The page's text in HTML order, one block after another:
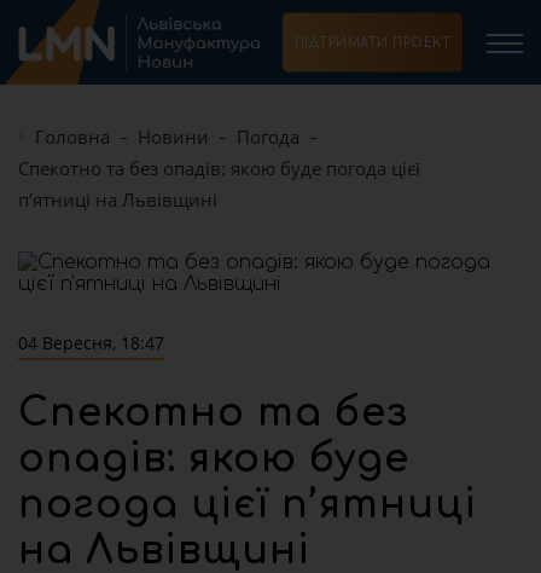
ПІДТРИМАТИ ПРОЕКТ
Головна Новини
Погода
Спекотно та без опадів: якою буде погода цієї
п’ятниці на Львівщині
04 Вересня, 18:47
Спекотно та без
опадів: якою буде
погода цієї п’ятниці
на Львівщині